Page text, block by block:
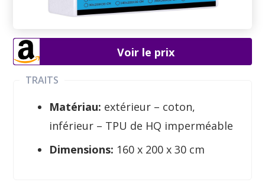
TRAITS
Matériau: extérieur – coton,
inférieur – TPU de HQ imperméable
Dimensions: 160 x 200 x 30 cm
Voir le prix